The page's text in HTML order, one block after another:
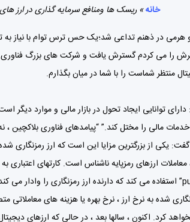
خانه»ریسک ها ومنافع سرمایه گذاری در ارز
هرمی در ذهنم تداعی شد؛یک حس ترس توام با نیاز به
را می کردم گسترش یافت و شرکت های بزرگ فناوری
منتظر شماست را با شما در میان بگذارم.